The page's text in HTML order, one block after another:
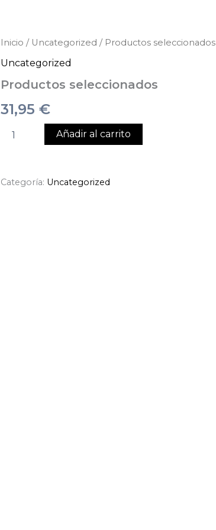
Inicio / Uncategorized / Productos seleccionados
Uncategorized
Productos seleccionados
31,95 €
Productos
cantidad
Añadir al carrito
Categoría: Uncategorized